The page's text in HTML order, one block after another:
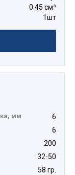
0.45 см³
1шт
мм 6
6
200
32-50
58 гр.